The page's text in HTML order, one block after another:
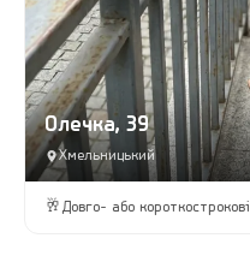
Олечка, 39
Хмельницький
🥂 Довго- або короткострокові